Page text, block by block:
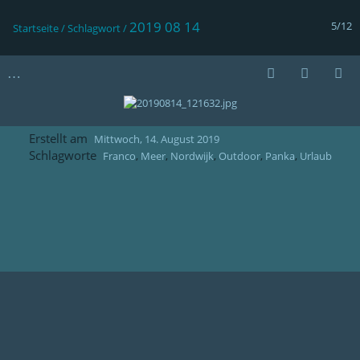
5/12
Startseite/Schlagwort/ 2019 08 14
Erstellt am Mittwoch, 14. August 2019
Schlagworte Franco, Meer, Nordwijk, Outdoor, Panka, Urlaub